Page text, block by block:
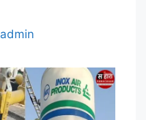
admin